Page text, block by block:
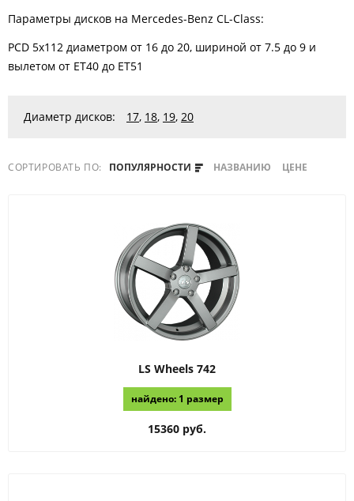
Параметры дисков на Mercedes-Benz CL-Class:
PCD 5x112 диаметром от 16 до 20, шириной от 7.5 до 9 и
вылетом от ET40 до ET51
Диаметр дисков: 17, 18, 19, 20
СОРТИРОВАТЬ ПО: ПОПУЛЯРНОСТИ НАЗВАНИЮ ЦЕНЕ
LS Wheels 742
найдено: 1 размер
15360 руб.